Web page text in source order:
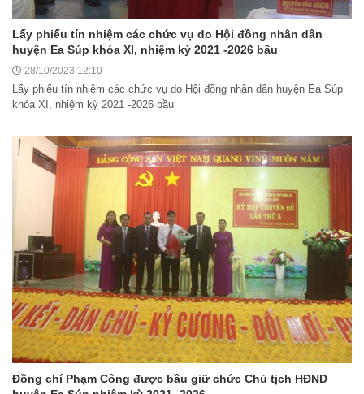
Lấy phiếu tín nhiệm các chức vụ do Hội đồng nhân dân
huyện Ea Súp khóa XI, nhiệm kỳ 2021 -2026 bầu
28/10/2023 12:10
Lấy phiếu tín nhiệm các chức vụ do Hội đồng nhân dân huyện Ea Súp
khóa XI, nhiệm kỳ 2021 -2026 bầu
Đồng chí Phạm Công được bầu giữ chức Chủ tịch HĐND